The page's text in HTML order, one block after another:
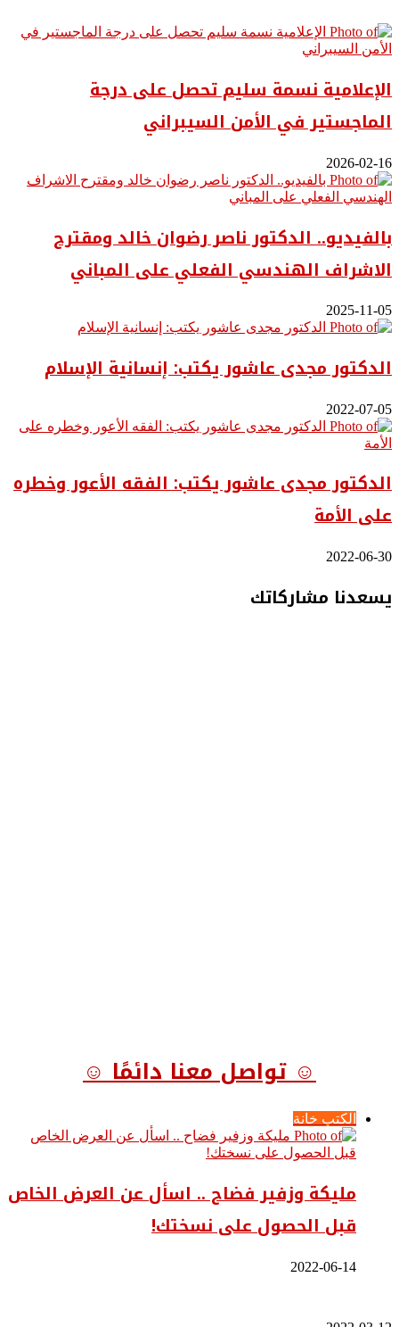
الإعلامية نسمة سليم تحصل على درجة
الماجستير في الأمن السيبراني
2026-02-16
بالفيديو.. ‎الدكتور ناصر رضوان خالد ومقترح
الاشراف الهندسي الفعلي على المباني
2025-11-05
الدكتور مجدى عاشور يكتب: إنسانية الإسلام
2022-07-05
الدكتور مجدى عاشور يكتب: الفقه الأعور وخطره
على الأمة
2022-06-30
يسعدنا مشاركاتك
☺ تواصل معنا دائمًا ☺
الكتب خانة
مليكة وزفير فضاح .. اسأل عن العرض الخاص
قبل الحصول على نسختك!
2022-06-14